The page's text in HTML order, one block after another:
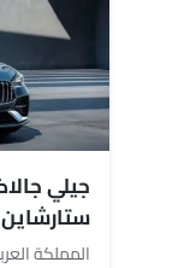
جيلي
متقدمة
المملكة